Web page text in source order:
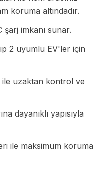
koruma altındadır.
şarj imkanı sunar.
2 uyumlu EV'ler için
ile uzaktan kontrol ve
dayanıklı yapısıyla
ile maksimum koruma